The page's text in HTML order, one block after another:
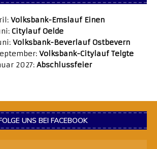
Volksbank-Emslauf Einen
Citylauf Oelde
Volksbank-Beverlauf Ostbevern
Volksbank-Citylauf Telgte
2027: Abschlussfeier
UNS BEI FACEBOOK